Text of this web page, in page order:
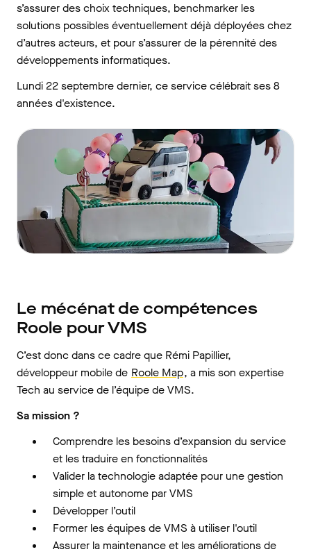
s’assurer des choix techniques, benchmarker les
solutions possibles éventuellement déjà déployées chez
d’autres acteurs, et pour s’assurer de la pérennité des
développements informatiques.
Lundi 22 septembre dernier, ce service célébrait ses 8
années d'existence.
Le mécénat de compétences
Roole pour VMS
C’est donc dans ce cadre que Rémi Papillier,
développeur mobile de Roole Map, a mis son expertise
Tech au service de l’équipe de VMS.
Sa mission ?
Comprendre les besoins d’expansion du service
et les traduire en fonctionnalités
Valider la technologie adaptée pour une gestion
simple et autonome par VMS
Développer l’outil
Former les équipes de VMS à utiliser l'outil
Assurer la maintenance et les améliorations de